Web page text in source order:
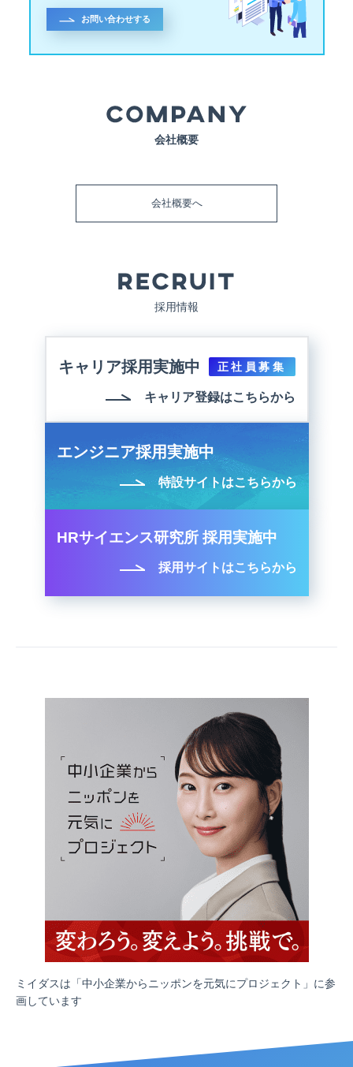
お問い合わせする
会社概要
会社概要へ
採用情報
キャリア採用実施中 正社員募集
キャリア登録はこちらから
エンジニア採用実施中
特設サイトはこちらから
HRサイエンス研究所 採用実施中
採用サイトはこちらから
ミイダスは「中小企業からニッポンを元気にプロジェクト」に参
画しています